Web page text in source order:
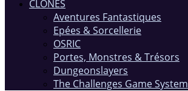
CLONES
Aventures Fantastiques
Epées & Sorcellerie
OSRIC
Portes, Monstres & Trésors
Dungeonslayers
The Challenges Game System